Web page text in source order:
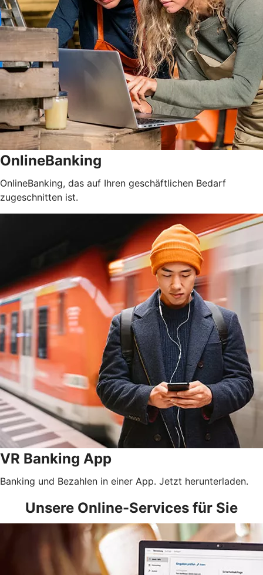
OnlineBanking
OnlineBanking, das auf Ihren geschäftlichen Bedarf
zugeschnitten ist.
VR Banking App
Banking und Bezahlen in einer App. Jetzt herunterladen.
Unsere Online-Services für Sie